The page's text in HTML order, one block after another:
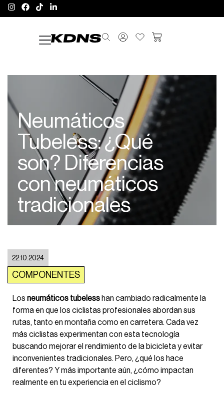
Neumáticos
Tubeless: ¿Qué
son? Diferencias
con neumáticos
tradicionales
22.10.2024
COMPONENTES
Los neumáticos tubelesshan cambiado radicalmente la
forma en que los ciclistas profesionales abordan sus
rutas, tanto en montaña como en carretera. Cada vez
más ciclistas experimentan con esta tecnología
buscando mejorar el rendimiento de la bicicleta y evitar
inconvenientes tradicionales. Pero, ¿qué los hace
diferentes? Y más importante aún, ¿cómo impactan
realmente en tu experiencia en el ciclismo?